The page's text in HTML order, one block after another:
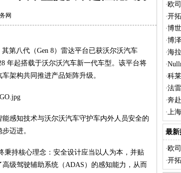
网
第八代（Gen 8）雷达平台已获沃尔沃汽车
年起搭载于沃尔沃汽车新一代车型。该平台将
架构共同推进产品矩阵升级。
感知技术与沃尔沃汽车守护车内外人员安全的
迈进。
秉持核心理念：安全设计应当以人为本，并贴
级驾驶辅助系统（ADAS）的感知能力，从而
·欧
·开
·博
·博
·海
·
术
·科
·法
·奔
·上
进
最新
·欧
·开